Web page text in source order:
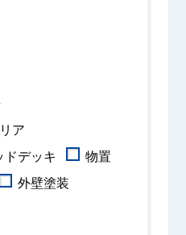
ア
ドデッキ
物置
外壁塗装